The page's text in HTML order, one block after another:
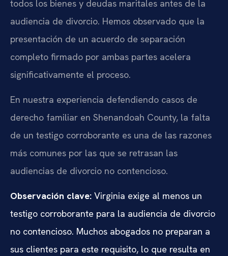
todos los bienes y deudas maritales antes de la
audiencia de divorcio. Hemos observado que la
presentación de un acuerdo de separación
completo firmado por ambas partes acelera
significativamente el proceso.
En nuestra experiencia defendiendo casos de
derecho familiar en Shenandoah County, la falta
de un testigo corroborante es una de las razones
más comunes por las que se retrasan las
audiencias de divorcio no contencioso.
Observación clave: Virginia exige al menos un
testigo corroborante para la audiencia de divorcio
no contencioso. Muchos abogados no preparan a
sus clientes para este requisito, lo que resulta en